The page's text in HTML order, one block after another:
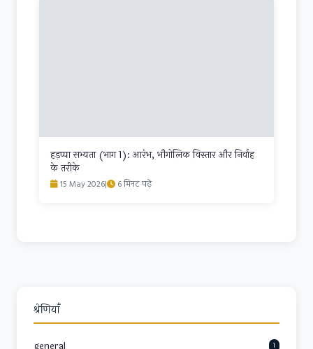
हड़प्पा सभ्यता (भाग 1): आरंभ, भौगोलिक विस्तार और निर्वाह
के तरीके
15 May 2026| 6 मिनट पढ़ें
श्रेणियाँ
general 1